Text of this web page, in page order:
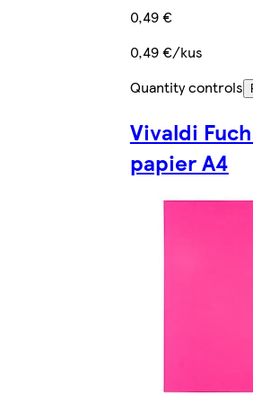
0,49 €
0,49 €/kus
Quantity controls
Vivaldi
papier A4